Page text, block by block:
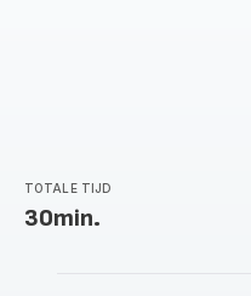
TOTALE TIJD
30min.